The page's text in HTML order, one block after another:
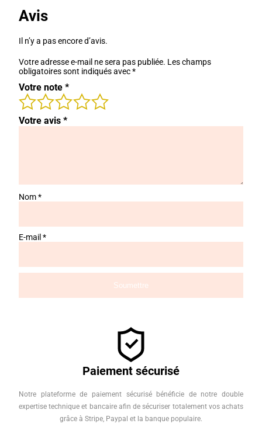
Avis
Il n’y a pas encore d’avis.
Votre adresse e-mail ne sera pas publiée. Les champs
obligatoires sont indiqués avec*
Votre note *
Votre avis *
Nom*
E-mail *
Paiement sécurisé
Notre plateforme de paiement sécurisé bénéficie de notre double
expertise technique et bancaire afin de sécuriser totalement vos achats
grâce à Stripe, Paypal et la banque populaire.